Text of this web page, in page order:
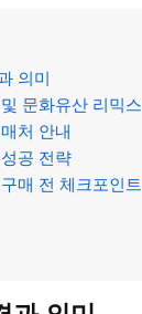
의미
문화유산 리믹스
처 안내
공 전략
매 전 체크포인트